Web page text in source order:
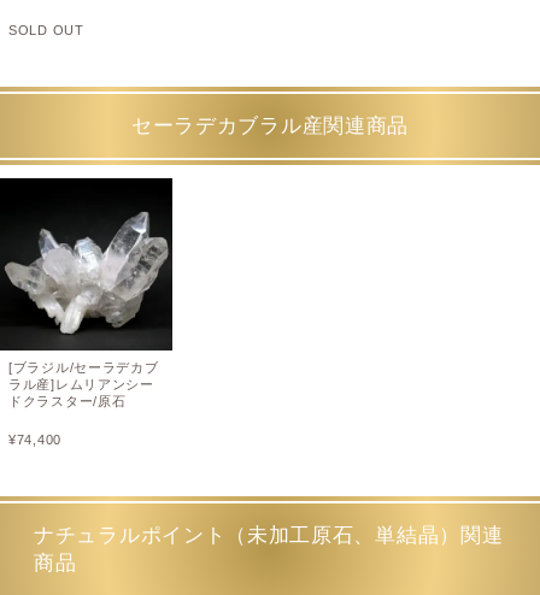
SOLD OUT
セーラデカブラル産関連商品
[ブラジル/セーラデカブ
ラル産]レムリアンシー
ドクラスター/原石
¥74,400
ナチュラルポイント（未加工原石、単結晶）関連
商品